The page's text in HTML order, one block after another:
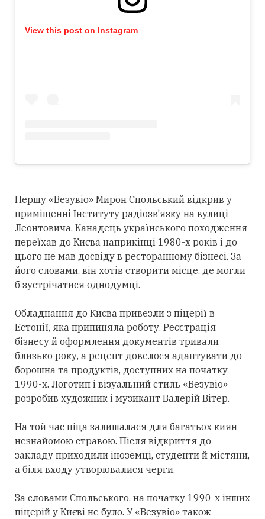
View this post on Instagram
Першу «Везувіо» Мирон Спольський відкрив у
приміщенні Інституту радіозв’язку на вулиці
Леонтовича. Канадець українського походження
переїхав до Києва наприкінці 1980-х років і до
цього не мав досвіду в ресторанному бізнесі. За
його словами, він хотів створити місце, де могли
б зустрічатися однодумці.
Обладнання до Києва привезли з піцерії в
Естонії, яка припиняла роботу. Реєстрація
бізнесу й оформлення документів тривали
близько року, а рецепт довелося адаптувати до
борошна та продуктів, доступних на початку
1990-х. Логотип і візуальний стиль «Везувіо»
розробив художник і музикант Валерій Вітер.
На той час піца залишалася для багатьох киян
незнайомою стравою. Після відкриття до
закладу приходили іноземці, студенти й містяни,
а біля входу утворювалися черги.
За словами Спольського, на початку 1990-х інших
піцерій у Києві не було. У «Везувіо» також